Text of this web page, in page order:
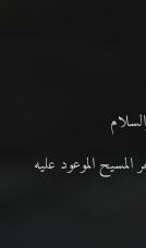
..«3» نظرة في شعر المسيح الموعود عليه